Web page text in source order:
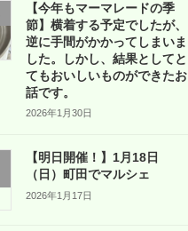
【今年もマーマレードの季
節】横着する予定でしたが、
逆に手間がかかってしまいま
した。しかし、結果としてと
てもおいしいものができたお
話です。
2026年1月30日
【明日開催！】1月18日
（日）町田でマルシェ
2026年1月17日